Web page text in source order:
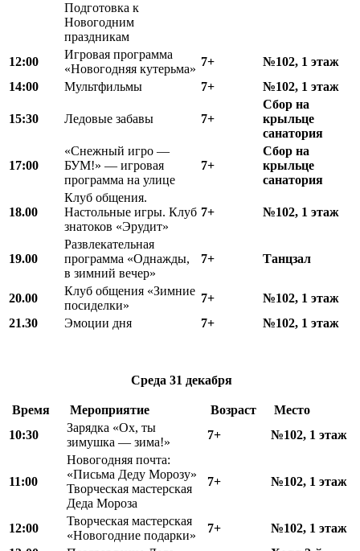
Подготовка к
Новогодним
праздникам
12:00
Игровая программа
«Новогодняя кутерьма»
7+
№102, 1 этаж
14:00 Мультфильмы 7+ №102, 1 этаж
15:30 Ледовые забавы 7+
Сбор на
крыльце
санатория
17:00
«Снежный игро —
БУМ!» — игровая
программа на улице
7+
Сбор на
крыльце
санатория
18.00
Клуб общения.
Настольные игры. Клуб
знатоков «Эрудит»
7+ №102, 1 этаж
19.00
Развлекательная
программа «Однажды,
в зимний вечер»
7+ Танцзал
20.00
Клуб общения «Зимние
посиделки»
7+
№102, 1 этаж
21.30
Эмоции дня 7+ №102, 1 этаж
Среда 31 декабря
Время Мероприятие Возраст
Место
10:30
Зарядка «Ох, ты
зимушка — зима!»
7+ №102, 1 этаж
11:00
Новогодняя почта:
«Письма Деду Морозу»
Творческая мастерская
Деда Мороза
7+ №102, 1 этаж
12:00
Творческая мастерская
«Новогодние подарки»
7+
№102, 1 этаж